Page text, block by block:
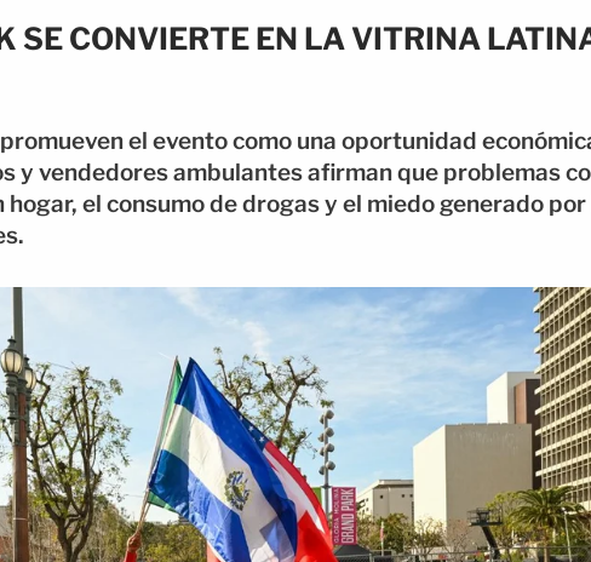
SE CONVIERTE EN LA VITRINA
el evento como una oportunidad
y vendedores ambulantes afirman que problemas
el consumo de drogas y el miedo generado por